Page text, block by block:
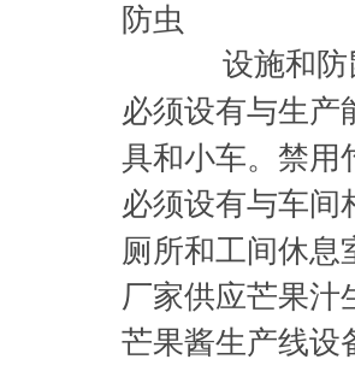
防虫
设施和
必须设有与生产
具和小车。禁用
必须设有与车间
厕所和工间休息
厂家供应芒果汁
芒果酱生产线设